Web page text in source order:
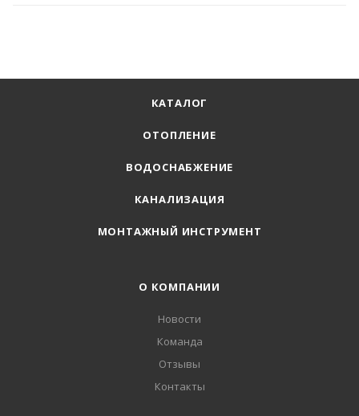
КАТАЛОГ
ОТОПЛЕНИЕ
ВОДОСНАБЖЕНИЕ
КАНАЛИЗАЦИЯ
МОНТАЖНЫЙ ИНСТРУМЕНТ
О КОМПАНИИ
Новости
Команда
Отзывы
Контакты